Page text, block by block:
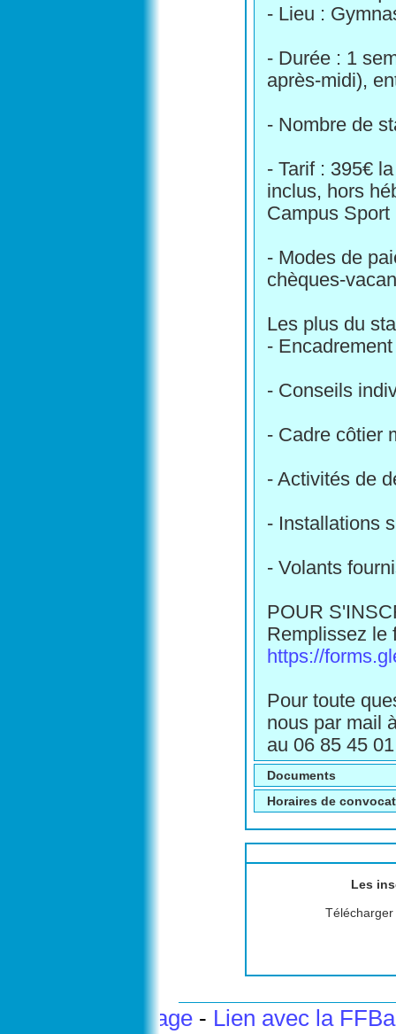
- Lieu :
- Durée : 1
après-midi),
- Nombre de
- Tarif : 395€
inclus, hors
Campus Sport
- Modes de
chèques-
Les plus du
-
- Conseils
- Cadre côtier
- Activités de
- Installations
- Volants
POUR
Remplissez le
https://
Pour toute
nous par mail
au 06 85 45
Documents
Horaires de
Les
Haut de page - Lien avec la